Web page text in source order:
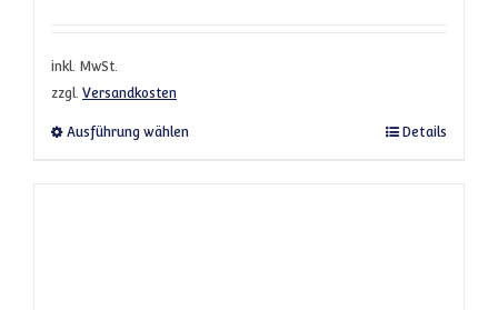
inkl. MwSt.
zzgl. Versandkosten
Ausführung wählen Dieses Produkt weist mehrere Varianten
Details